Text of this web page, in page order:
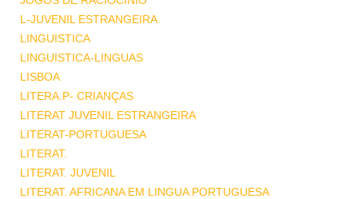
L-JUVENIL ESTRANGEIRA
LINGUISTICA
LINGUISTICA-LINGUAS
LISBOA
LITERA.P- CRIANÇAS
LITERAT JUVENIL ESTRANGEIRA
LITERAT-PORTUGUESA
LITERAT.
LITERAT. JUVENIL
LITERAT. AFRICANA EM LINGUA PORTUGUESA